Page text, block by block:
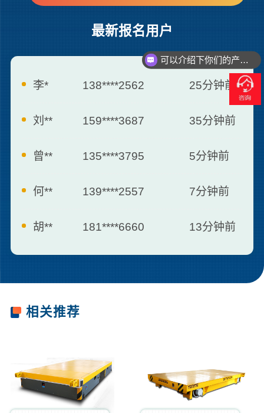
最新报名用户
李* 138****2562 25分钟前
刘** 159****3687 35分钟前
曾** 135****3795 5分钟前
何** 139****2557 7分钟前
胡** 181****6660 13分钟前
相关推荐
你们是怎么报价的呢？